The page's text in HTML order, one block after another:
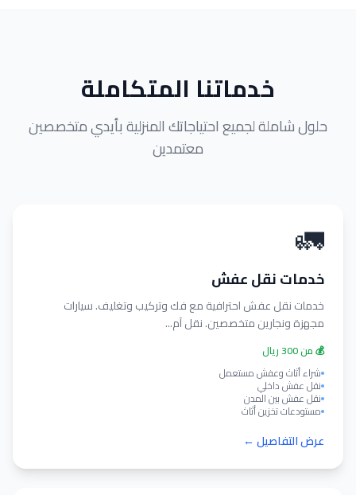
خدماتنا المتكاملة
حلول شاملة لجميع احتياجاتك المنزلية بأيدي متخصصين
معتمدين
🚛
خدمات نقل عفش
خدمات نقل عفش احترافية مع فك وتركيب وتغليف. سيارات
مجهزة ونجارين متخصصين. نقل آم...
💰 من 300 ريال
شراء أثاث وعفش مستعمل
نقل عفش داخلي
نقل عفش بين المدن
مستودعات تخزين أثاث
عرض التفاصيل ←